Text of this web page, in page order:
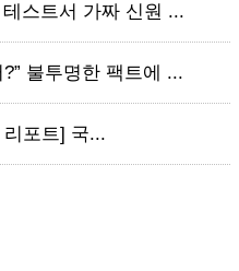
스트서 가짜 신원 ...
불투명한 팩트에 ...
리포트] 국...